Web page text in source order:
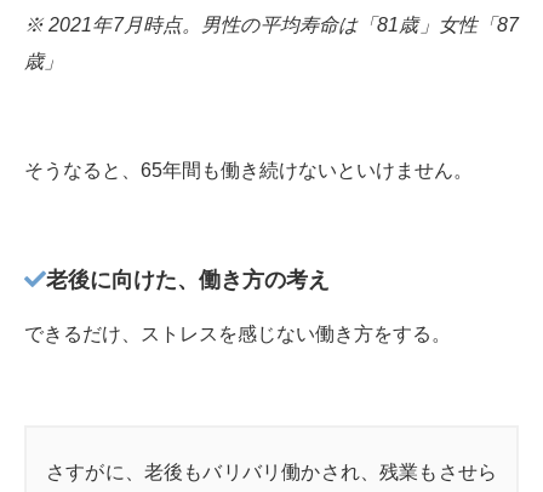
※ 2021年7月時点。男性の平均寿命は「81歳」女性「87
歳」
そうなると、65年間も働き続けないといけません。
老後に向けた、働き方の考え
できるだけ、ストレスを感じない働き方をする。
さすがに、老後もバリバリ働かされ、残業もさせら